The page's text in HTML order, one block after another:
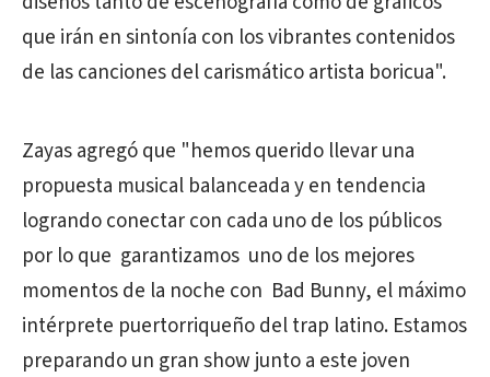
que irán en sintonía con los vibrantes contenidos
de las canciones del carismático artista boricua".
Zayas agregó que "hemos querido llevar una
propuesta musical balanceada y en tendencia
logrando conectar con cada uno de los públicos
por lo que garantizamos uno de los mejores
momentos de la noche con Bad Bunny, el máximo
intérprete puertorriqueño del trap latino. Estamos
preparando un gran show junto a este joven